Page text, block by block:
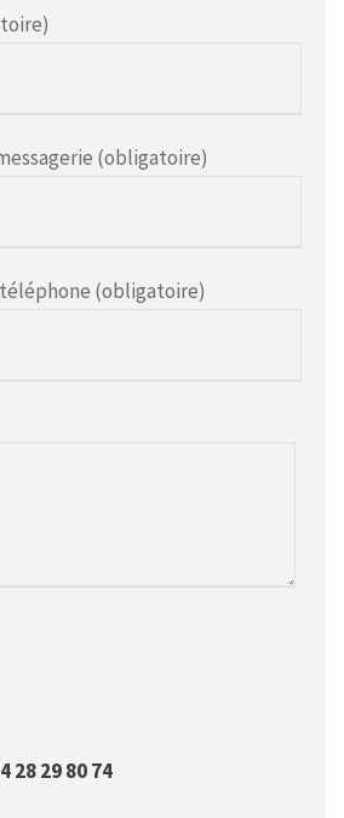
(obligatoire)
(obligatoire)
28 29 80 74